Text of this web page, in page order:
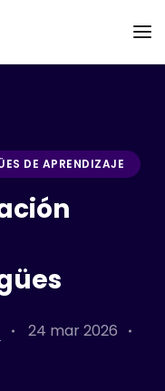
DE APRENDIZAJE
24 mar 2026